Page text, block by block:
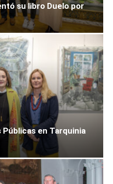
su libro Duelo por
en Tarquinia